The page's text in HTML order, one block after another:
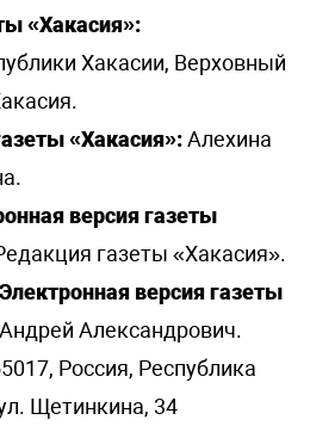
«Хакасия»:
Хакасии, Верховный
«Хакасия»:Алехина
версия газеты
газеты «Хакасия».
версия газеты
Александрович.
Россия, Республика
Щетинкина, 34